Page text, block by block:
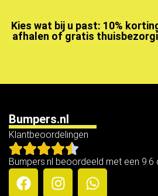
Kies wat bij u past: 10%
afhalen of gratis
Bumpers.nl
Klantbeoordelingen
Bumpers.nl beoordeeld met een